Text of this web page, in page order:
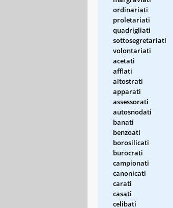
ordinariati
proletariati
quadrigliati
sottosegretariati
volontariati
acetati
afflati
altostrati
apparati
assessorati
autosnodati
banati
benzoati
borosilicati
burocrati
campionati
canonicati
carati
casati
celibati